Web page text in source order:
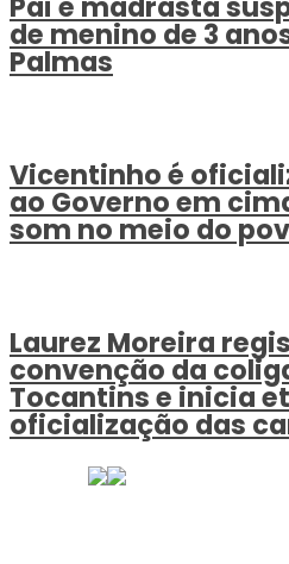
de menino de 3
Palmas
Vicentinho é
ao Governo em
som no meio do
Laurez Moreira
convenção da
Tocantins e inicia
oficialização das